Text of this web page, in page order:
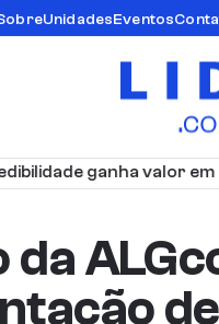
UnidadesEventos
ganha valor em